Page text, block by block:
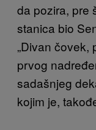
da pozira, pre
stanica bio
„Divan čovek,
prvog
sadašnjeg
kojim je,